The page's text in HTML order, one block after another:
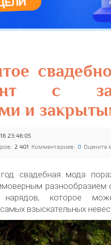
с
и
23:46:05
2 401 Комментариев: 0 Оцените
свадебная мода
разнообразием
нарядов, которое
взыскательных